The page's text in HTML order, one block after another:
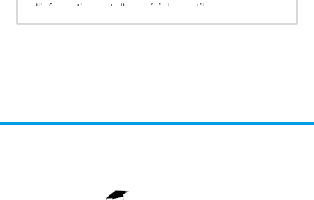
l'informatique et d'acquérir les outils
informatiques nécessaires au traitement et à la